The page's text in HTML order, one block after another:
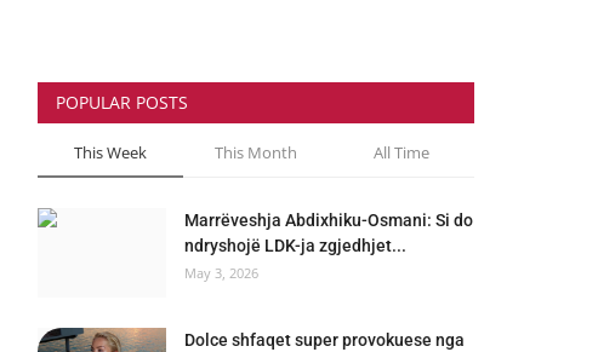
POPULAR POSTS
This Week This Month All Time
Marrëveshja Abdixhiku-Osmani: Si do
ndryshojë LDK-ja zgjedhjet...
May 3, 2026
Dolce shfaqet super provokuese nga